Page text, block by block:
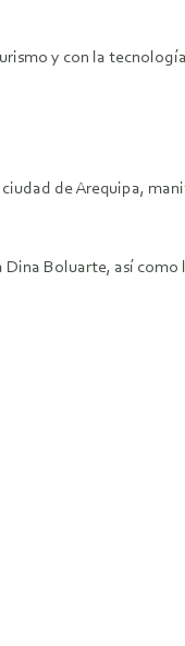
y con la
de Arequipa,
Boluarte, así como